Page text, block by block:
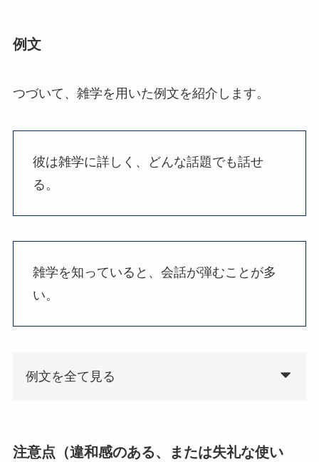
例文
つづいて、雑学を用いた例文を紹介します。
彼は雑学に詳しく、どんな話題でも話せ
る。
雑学を知っていると、会話が弾むことが多
い。
例文を全て見る
注意点（違和感のある、または失礼な使い